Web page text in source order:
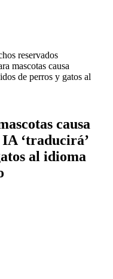
reservados
mascotas causa
de perros y gatos al
causa
IA ‘traducirá’
al idioma